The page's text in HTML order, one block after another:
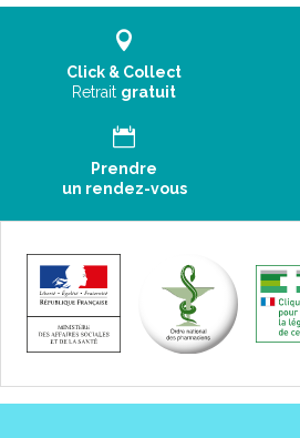
Click & Collect
Retrait gratuit
Prendre
un rendez-vous